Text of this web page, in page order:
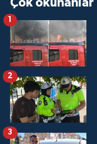
Çok okunanlar
2
3